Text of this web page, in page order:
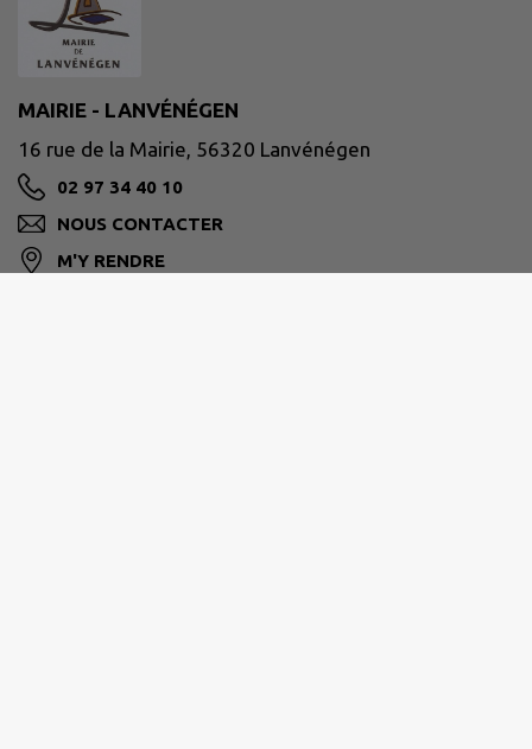
MAIRIE - LANVÉNÉGEN
16 rue de la Mairie, 56320 Lanvénégen
02 97 34 40 10
NOUS CONTACTER
M'Y RENDRE